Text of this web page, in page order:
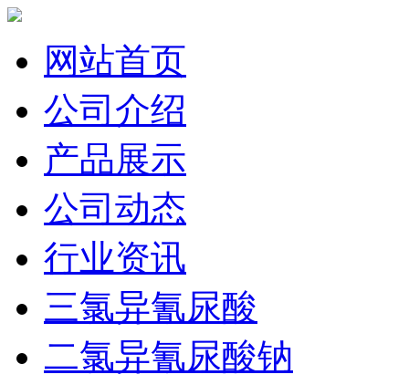
网站首页
公司介绍
产品展示
公司动态
行业资讯
三氯异氰尿酸
二氯异氰尿酸钠